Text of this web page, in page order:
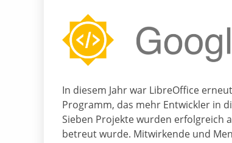
In diesem Jahr war LibreOffice
Programm, das mehr Entwickler in
Sieben Projekte wurden erfolgreich
betreut wurde. Mitwirkende und